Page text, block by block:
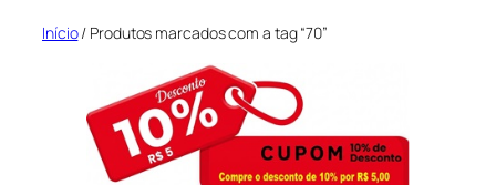
Início/ Produtos marcados com a tag “70”